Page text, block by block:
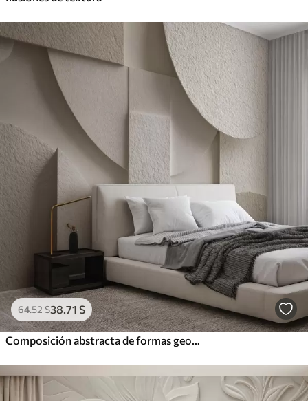
64.52S38.71 S
Composición abstracta de formas geométricas de color beige